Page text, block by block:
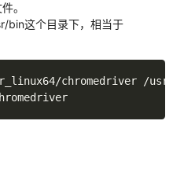
门
。
bin这个目录下，相当于